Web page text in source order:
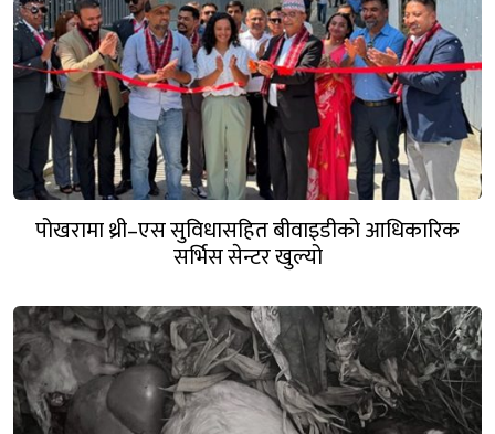
पोखरामा थ्री–एस सुविधासहित बीवाइडीको आधिकारिक
सर्भिस सेन्टर खुल्यो